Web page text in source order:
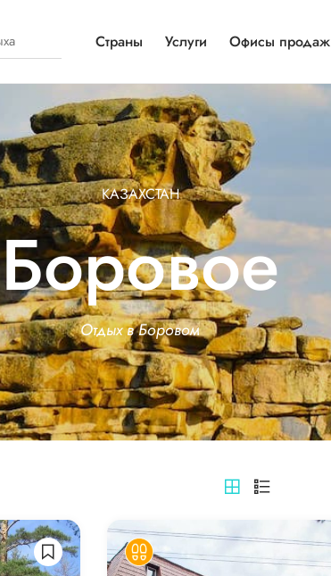
Страны Услуги Офисы продаж
КАЗАХСТАН
Боровое
Отдых в Боровом